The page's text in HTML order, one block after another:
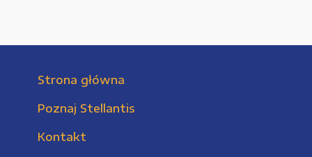
Strona główna
Poznaj Stellantis
Kontakt